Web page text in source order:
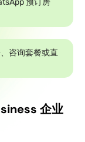
咨询套餐或直
企业